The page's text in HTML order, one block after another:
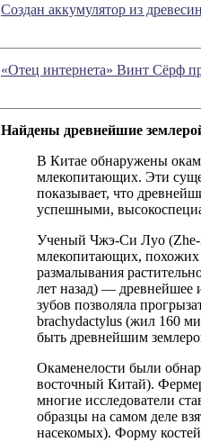
Создан аккумулятор из
«Отец интернета» Винт Сёрф
Найдены древнейшие
В Китае обнаружены
млекопитающих. Эти
показывает, что
успешными,
Ученый Чжэ-Си Луо (Zhe-
млекопитающих, похожих
размалывания
лет назад) — древнейшее
зубов позволяла
brachydactylus (жил 160
быть древнейшим
Окаменелости были
восточный Китай).
многие исследователи
образцы на самом деле
насекомых). Форму